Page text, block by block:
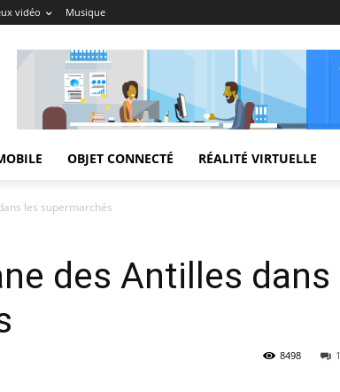
vidéo Musique
OBJET CONNECTÉ RÉALITÉ VIRTUELLE
les supermarchés
des Antilles dans
1
8498